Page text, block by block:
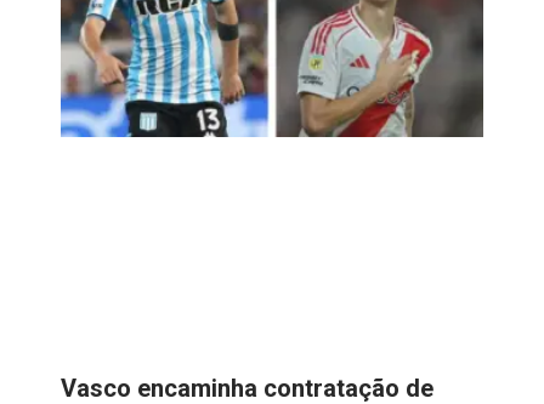
Vasco encaminha contratação de